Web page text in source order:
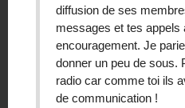
diffusion de ses
messages et tes appels
encouragement. Je
donner un peu de sous.
radio car comme toi ils
de communication !